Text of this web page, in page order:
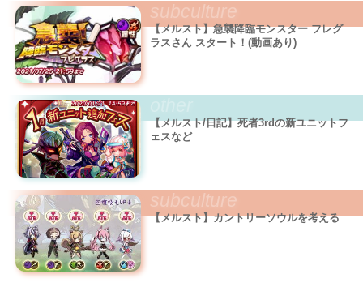
subculture
【メルスト】急襲降臨モンスター フレグ
ラスさん スタート！(動画あり)
【メルスト/日記】死者3rdの新ユニットフ
ェスなど
subculture
【メルスト】カントリーソウルを考える